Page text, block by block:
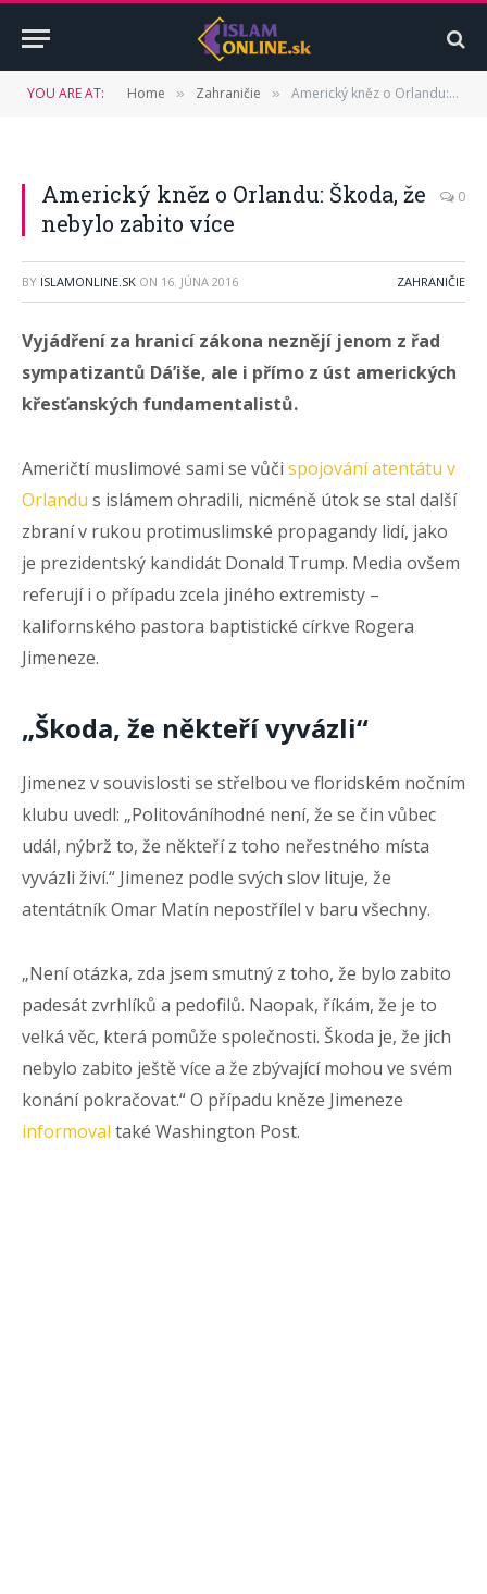
YOU ARE AT: Home » Zahraničie » Americký kněz o Orlandu: Škoda, že nebylo zabito více
Americký kněz o Orlandu: Škoda, že
nebylo zabito více
0
BY ISLAMONLINE.SK ON 16. JÚNA 2016 ZAHRANIČIE
Vyjádření za hranicí zákona neznějí jenom z řad
sympatizantů Dá’iše, ale i přímo z úst amerických
křesťanských fundamentalistů.
Američtí muslimové sami se vůči spojování atentátu v
Orlandu s islámem ohradili, nicméně útok se stal další
zbraní v rukou protimuslimské propagandy lidí, jako
je prezidentský kandidát Donald Trump. Media ovšem
referují i o případu zcela jiného extremisty –
kalifornského pastora baptistické církve Rogera
Jimeneze.
„Škoda, že někteří vyvázli“
Jimenez v souvislosti se střelbou ve floridském nočním
klubu uvedl: „Politováníhodné není, že se čin vůbec
udál, nýbrž to, že někteří z toho neřestného místa
vyvázli živí.“ Jimenez podle svých slov lituje, že
atentátník Omar Matín nepostřílel v baru všechny.
„Není otázka, zda jsem smutný z toho, že bylo zabito
padesát zvrhlíků a pedofilů. Naopak, říkám, že je to
velká věc, která pomůže společnosti. Škoda je, že jich
nebylo zabito ještě více a že zbývající mohou ve svém
konání pokračovat.“ O případu kněze Jimeneze
informoval také Washington Post.